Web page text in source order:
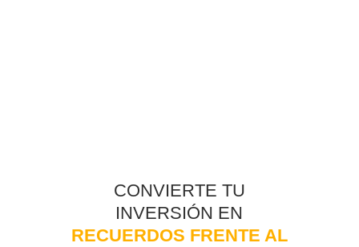
CONVIERTE TU
INVERSIÓN EN
RECUERDOS FRENTE AL